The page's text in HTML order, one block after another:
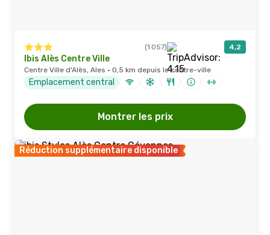
(1 057) 4,2
Ibis Alès Centre Ville
Centre Ville d'Alès, Ales · 0,5 km depuis le centre-ville
Emplacement central
Montrer les prix
Réduction supplémentaire disponible